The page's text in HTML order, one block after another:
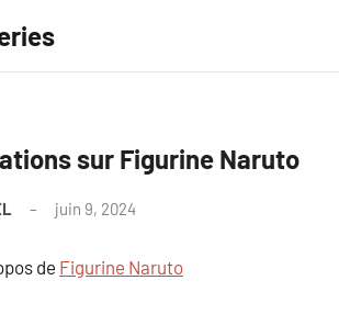
sur Figurine Naruto
juin 9, 2024
de Figurine Naruto